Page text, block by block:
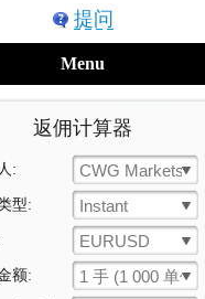
提问
Menu
返佣计算器
: CWG Markets
型: Instant
EURUSD
额: 1 手 (1 000 单位)